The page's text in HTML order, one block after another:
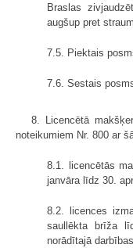
Braslas
augšup pret
7.5. Piektais
7.6. Sestais
8. Licencētā
noteikumiem Nr. 800 ar
8.1. licencētās
janvāra līdz 30.
8.2. licences
saullēkta brīža
norādītajā